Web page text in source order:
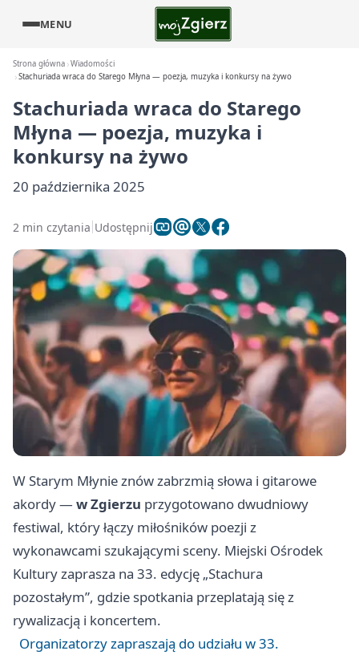
MENU
Strona główna Wiadomości
Stachuriada wraca do Starego Młyna — poezja, muzyka i konkursy na żywo
Stachuriada wraca do Starego
Młyna — poezja, muzyka i
konkursy na żywo
20 października 2025
2 min czytania Udostępnij
W Starym Młynie znów zabrzmią słowa i gitarowe
akordy — w Zgierzu przygotowano dwudniowy
festiwal, który łączy miłośników poezji z
wykonawcami szukającymi sceny. Miejski Ośrodek
Kultury zaprasza na 33. edycję „Stachura
pozostałym”, gdzie spotkania przeplatają się z
rywalizacją i koncertem.
Organizatorzy zapraszają do udziału w 33.